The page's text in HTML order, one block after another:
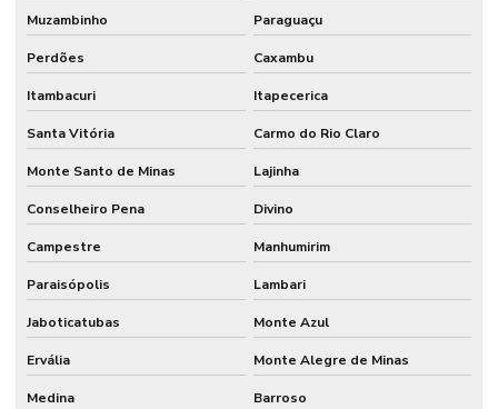
Muzambinho Paraguaçu
Perdões Caxambu
Itambacuri Itapecerica
Santa Vitória Carmo do Rio Claro
Monte Santo de Minas Lajinha
Conselheiro Pena Divino
Campestre Manhumirim
Paraisópolis Lambari
Jaboticatubas Monte Azul
Ervália Monte Alegre de Minas
Medina Barroso